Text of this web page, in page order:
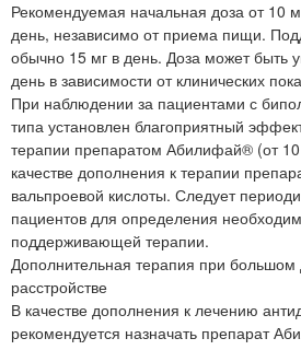
Рекомендуемая начальная доза от 10
день, независимо от приема пищи.
обычно 15 мг в день. Доза может быть
день в зависимости от клинических
При наблюдении за пациентами с
типа установлен благоприятный
терапии препаратом Абилифай® (от 10
качестве дополнения к терапии
вальпроевой кислоты. Следует
пациентов для определения
поддерживающей терапии.
Дополнительная терапия при большом
расстройстве
В качестве дополнения к лечению
рекомендуется назначать препарат